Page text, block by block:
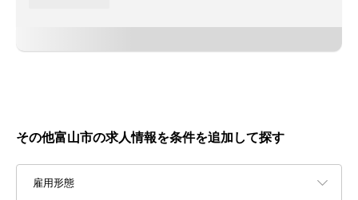
その他富山市の求人情報を条件を追加して探す
雇用形態